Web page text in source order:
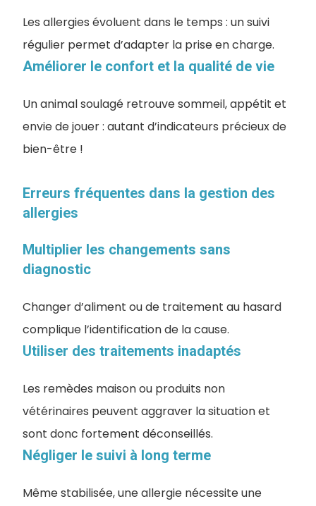
Les allergies évoluent dans le temps : un suivi
régulier permet d’adapter la prise en charge.
Améliorer le confort et la qualité de vie
Un animal soulagé retrouve sommeil, appétit et
envie de jouer : autant d’indicateurs précieux de
bien-être !
Erreurs fréquentes dans la gestion des
allergies
Multiplier les changements sans
diagnostic
Changer d’aliment ou de traitement au hasard
complique l’identification de la cause.
Utiliser des traitements inadaptés
Les remèdes maison ou produits non
vétérinaires peuvent aggraver la situation et
sont donc fortement déconseillés.
Négliger le suivi à long terme
Même stabilisée, une allergie nécessite une